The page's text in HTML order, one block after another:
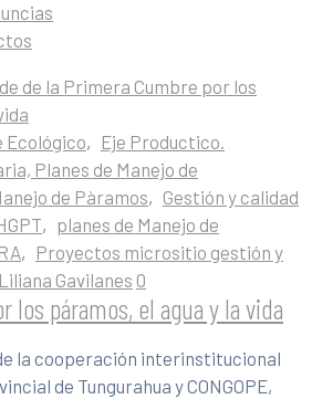
Ecológico‚ Eje Productico.
Planes de Manejo de
de Pàramos‚ Gestión y calidad
‚ planes de Manejo de
‚ Proyectos micrositio gestión y
Liliana Gavilanes 0
los páramos, el agua y la vida
la cooperación interinstitucional
de Tungurahua y CONGOPE,